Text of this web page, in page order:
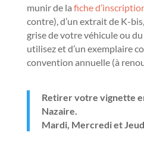
munir de la fiche
contre), d’un extrait de K-
grise de votre véhicule ou
utilisez et d’un exemplaire
convention annuelle (à
Retirer votre vignette
Nazaire.
Mardi, Mercredi et